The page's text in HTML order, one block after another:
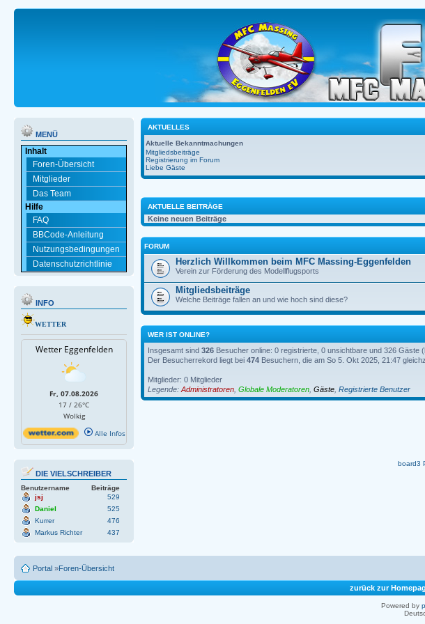
MENÜ
Inhalt
Foren-Übersicht
Mitglieder
Das Team
Hilfe
FAQ
BBCode-Anleitung
Nutzungsbedingungen
Datenschutzrichtlinie
INFO
WETTER
Wetter Eggenfelden
Fr, 07.08.2026
17 / 26°C
Wolkig
Alle Infos
DIE VIELSCHREIBER
Benutzername
Beiträge
jsj
529
Daniel
525
Kurrer
476
Markus Richter
437
AKTUELLES
Aktuelle Bekanntmachungen
Mitgliedsbeiträge
Registrierung im Forum
Liebe Gäste
AKTUELLE BEITRÄGE
Keine neuen Beiträge
FORUM
Herzlich Willkommen beim MFC Massing-Eggenfelden
Verein zur Förderung des Modellflugsports
Mitgliedsbeiträge
Welche Beiträge fallen an und wie hoch sind diese?
WER IST ONLINE?
Insgesamt sind 326 Besucher online: 0 registrierte, 0 unsichtbare und 326
Der Besucherrekord liegt bei 474 Besuchern, die am So 5. Okt 2025, 21:47
Mitglieder: 0 Mitglieder
Legende: Administratoren Globale Moderatoren Gäste Registrierte Benutzer
board3
Portal »Foren-Übersicht
zurück zur
Powered by